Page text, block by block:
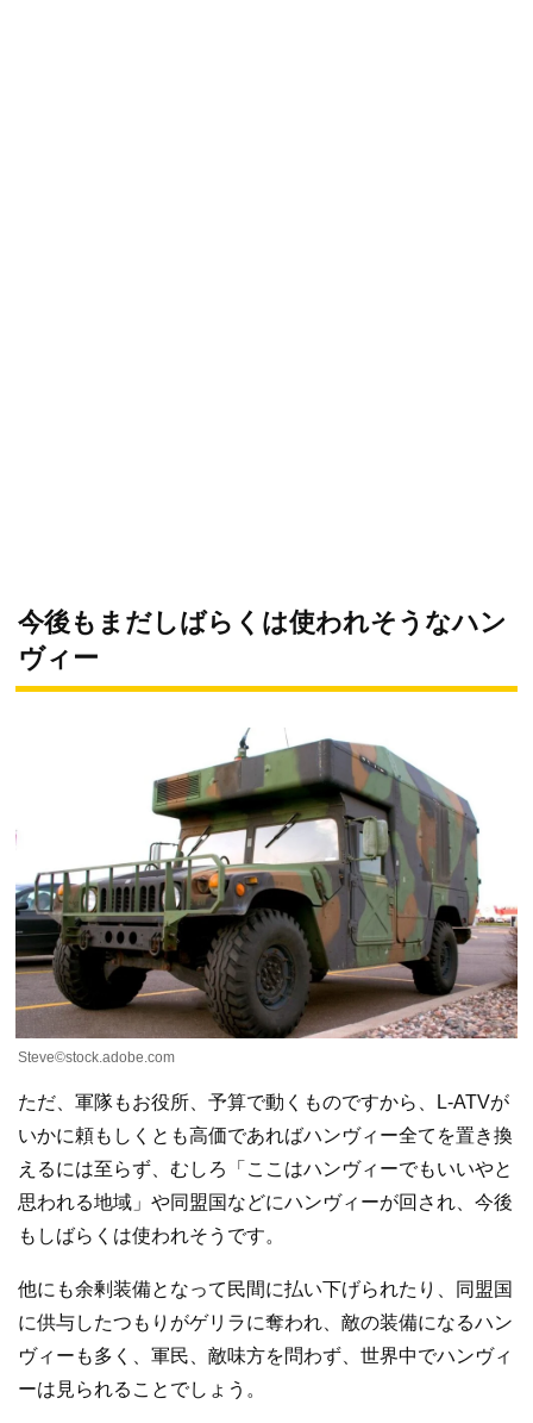
今後もまだしばらくは使われそうなハン
ヴィー
Steve©stock.adobe.com
ただ、軍隊もお役所、予算で動くものですから、L-ATVが
いかに頼もしくとも高価であればハンヴィー全てを置き換
えるには至らず、むしろ「ここはハンヴィーでもいいやと
思われる地域」や同盟国などにハンヴィーが回され、今後
もしばらくは使われそうです。
他にも余剰装備となって民間に払い下げられたり、同盟国
に供与したつもりがゲリラに奪われ、敵の装備になるハン
ヴィーも多く、軍民、敵味方を問わず、世界中でハンヴィ
ーは見られることでしょう。